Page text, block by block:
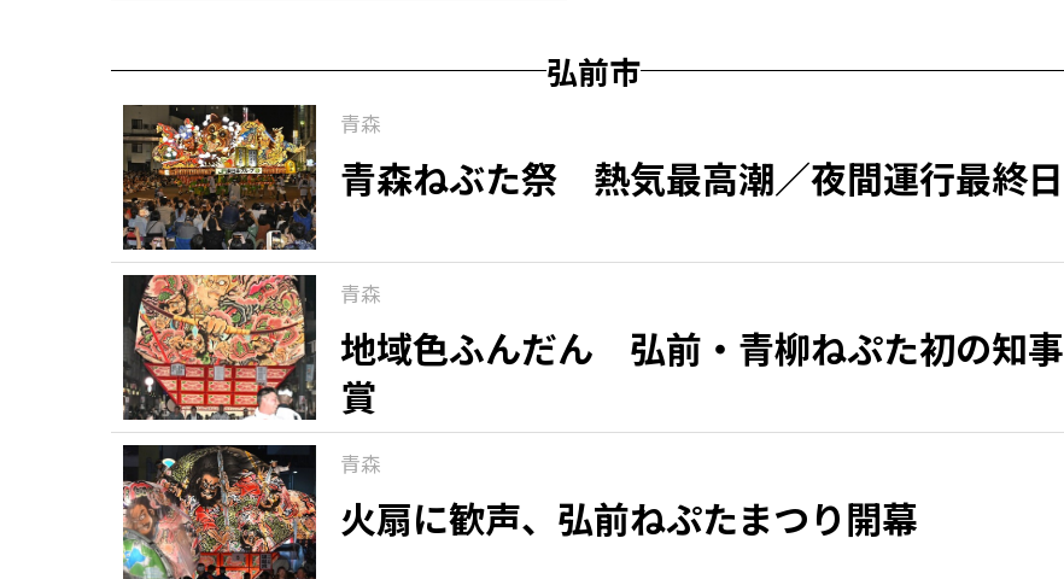
弘前市
青森
青森ねぶた祭 熱気最高潮／夜間運行最終日
青森
地域色ふんだん 弘前・青柳ねぷた初の知事
賞
青森
火扇に歓声、弘前ねぷたまつり開幕